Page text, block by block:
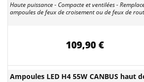
Haute puissance - Compacte et ventilées -
ampoules de feux de croisement ou de feux de
109,90 €
Ampoules LED H4 55W CANBUS haut